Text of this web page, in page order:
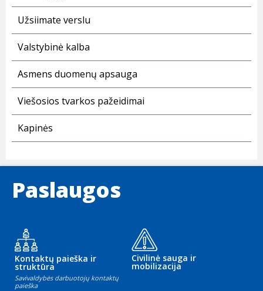
Užsiimate verslu
Valstybinė kalba
Asmens duomenų apsauga
Viešosios tvarkos pažeidimai
Kapinės
Paslaugos
Kontaktų paieška ir
struktūra
Savivaldybės darbuotojų kontaktų
paieška
Civilinė sauga ir
mobilizacija